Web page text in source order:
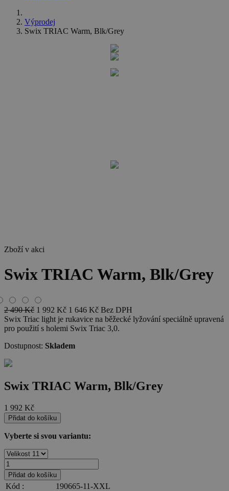
Výprodej
Swix TRIAC Warm, Blk/Grey
Zboží v akci
Swix TRIAC Warm, Blk/Grey
2 490Kč 1 992 Kč 1 646 Kč Bez DPH
Swix Triac light je rukavice na běžecké lyžování speciálně upravená
pro použití s holemi Swix Triac 3,0.
Dostupnost: Skladem
Swix TRIAC Warm, Blk/Grey
1 992 Kč
Přidat do košíku
Vyberte si svou variantu:
Přidat do košíku
Kód :
190665-11-XXL